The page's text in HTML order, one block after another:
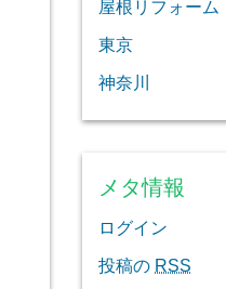
屋根リフォーム
東京
神奈川
メタ情報
ログイン
投稿の RSS